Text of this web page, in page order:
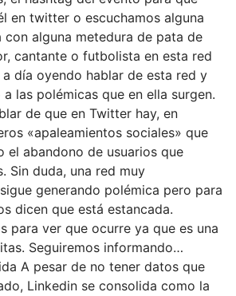
en twitter o escuchamos alguna
con alguna metedura de pata de
cantante o futbolista en esta red
día oyendo hablar de esta red y
las polémicas que en ella surgen.
de que en Twitter hay, en
«apaleamientos sociales» que
el abandono de usuarios que
Sin duda, una red muy
generando polémica pero para
dicen que está estancada.
para ver que ocurre ya que es una
Seguiremos informando…
A pesar de no tener datos que
Linkedin se consolida como la